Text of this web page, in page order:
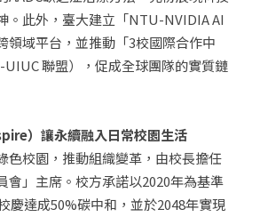
。此外，臺大建立「NTU-NVIDIA AI
領域平台，並推動「3校國際合作中
聯盟），促成全球團隊的實質鏈
）讓永續融入日常校園生活
色校園，推動組織變革，由校長擔任
會」主席。校方承諾以2020年為基準
慶達成50%碳中和，並於2048年實現